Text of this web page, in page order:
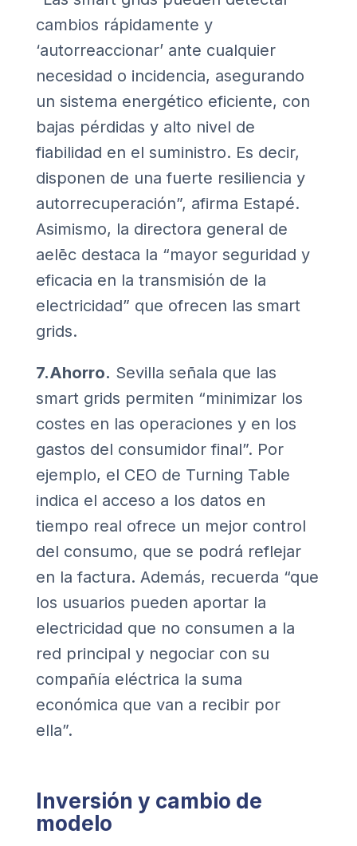
cambios rápidamente y
‘autorreaccionar’ ante cualquier
necesidad o incidencia, asegurando
un sistema energético eficiente, con
bajas pérdidas y alto nivel de
fiabilidad en el suministro. Es decir,
disponen de una fuerte resiliencia y
autorrecuperación”, afirma Estapé.
Asimismo, la directora general de
aelēc destaca la “mayor seguridad y
eficacia en la transmisión de la
electricidad” que ofrecen las smart
grids.
7.Ahorro. Sevilla señala que las
smart grids permiten “minimizar los
costes en las operaciones y en los
gastos del consumidor final”. Por
ejemplo, el CEO de Turning Table
indica el acceso a los datos en
tiempo real ofrece un mejor control
del consumo, que se podrá reflejar
en la factura. Además, recuerda “que
los usuarios pueden aportar la
electricidad que no consumen a la
red principal y negociar con su
compañía eléctrica la suma
económica que van a recibir por
ella”.
Inversión y cambio de
modelo